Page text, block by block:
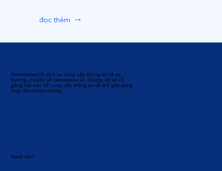
Generatived là dịch vụ cung cấp thông tin và xu
hướng chuyên về Generative AI. Chúng tôi sẽ cố
gắng hết sức để cung cấp thông tin về thế giới đang
thay đổi nhanh chóng.
Danh mục
đọc thêm